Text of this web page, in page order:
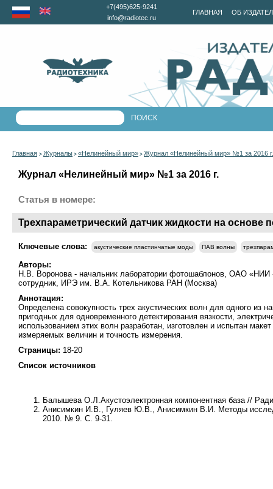
ГЛАВНАЯ ОБ
+7(495)625-9241
info@radiotec.ru
Главная > Журналы > «Нелинейный мир» > Журнал «Нелинейный мир» №1 за 2016 г.
Журнал «Нелинейный мир» №1 за 2016 г.
Статья в номере:
Трехпараметрический датчик жидкости на основе
Ключевые слова: акустические пластинчатые моды ПАВ волны
Авторы:
Н.В. Воронова - начальник лаборатории фотошаблонов, ОАО
сотрудник, ИРЭ им. В.А. Котельникова РАН (Москва)
Аннотация:
Определена совокупность трех акустических волн для одного из
пригодных для одновременного детектирования вязкости,
использованием этих волн разработан, изготовлен и испытан
измеряемых величин и точность измерения.
Страницы: 18-20
Список источников
Балышева О.Л. Акустоэлектронная компонентная база //
Анисимкин И.В., Гуляев Ю.В., Анисимкин В.И. Методы
2010. № 9. С. 9-31.